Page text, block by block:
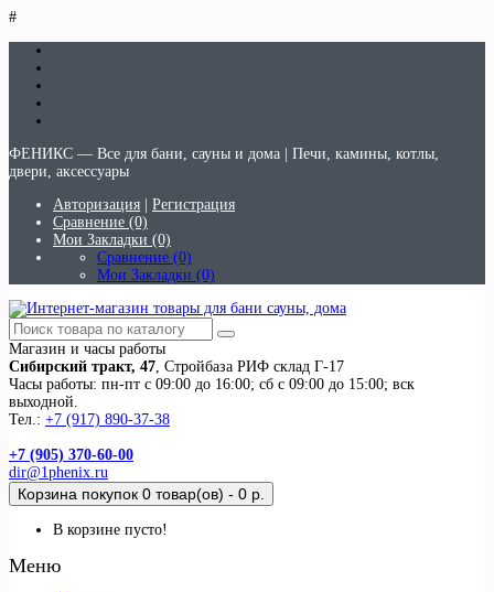
#
ФЕНИКС — Все для бани, сауны и дома | Печи, камины, котлы,
двери, аксессуары
Авторизация
Регистрация
Сравнение (0)
Мои Закладки (0)
Сравнение (0)
Мои Закладки (0)
Магазин и часы работы
Сибирский тракт, 47, Стройбаза РИФ склад Г-17
Часы работы: пн-пт с 09:00 до 16:00; сб с 09:00 до 15:00; вск
выходной.
Тел.: +7 (917) 890-37-38
+7 (905) 370-60-00
dir@1phenix.ru
Корзина покупок 0 товар(ов) - 0 р.
В корзине пусто!
Меню